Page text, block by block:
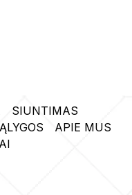
SIUNTIMAS
APIE MUS